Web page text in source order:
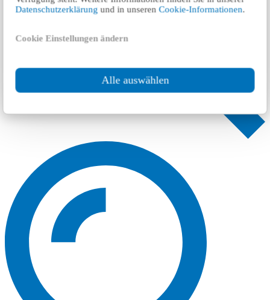
Datenschutzerklärung und in unserenCookie-Informationen.
Cookie Einstellungen ändern
Alle auswählen